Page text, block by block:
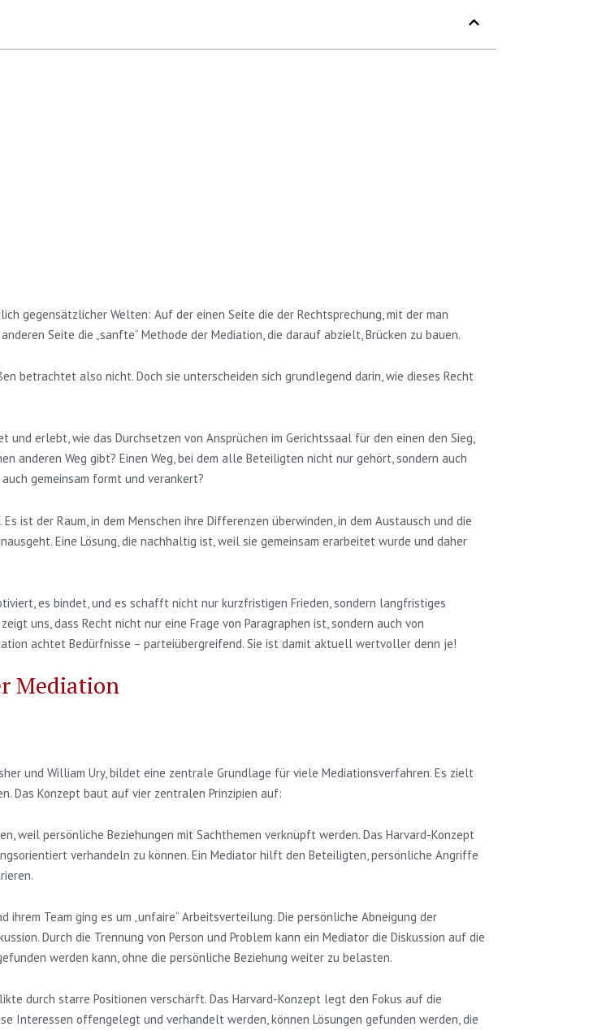
gegensätzlicher Welten: Auf der einen Seite die der Rechtsprechung, mit der man
Seite die „sanfte“ Methode der Mediation, die darauf abzielt, Brücken zu bauen.
betrachtet also nicht. Doch sie unterscheiden sich grundlegend darin, wie dieses Recht
erlebt, wie das Durchsetzen von Ansprüchen im Gerichtssaal für den einen den Sieg,
anderen Weg gibt? Einen Weg, bei dem alle Beteiligten nicht nur gehört, sondern auch
gemeinsam formt und verankert?
ist der Raum, in dem Menschen ihre Differenzen überwinden, in dem Austausch und die
Eine Lösung, die nachhaltig ist, weil sie gemeinsam erarbeitet wurde und daher
es bindet, und es schafft nicht nur kurzfristigen Frieden, sondern langfristiges
uns, dass Recht nicht nur eine Frage von Paragraphen ist, sondern auch von
achtet Bedürfnisse – parteiübergreifend. Sie ist damit aktuell wertvoller denn je!
Mediation
und William Ury, bildet eine zentrale Grundlage für viele Mediationsverfahren. Es zielt
Das Konzept baut auf vier zentralen Prinzipien auf:
weil persönliche Beziehungen mit Sachthemen verknüpft werden. Das Harvard-Konzept
verhandeln zu können. Ein Mediator hilft den Beteiligten, persönliche Angriffe
Team ging es um „unfaire“ Arbeitsverteilung. Die persönliche Abneigung der
Durch die Trennung von Person und Problem kann ein Mediator die Diskussion auf die
werden kann, ohne die persönliche Beziehung weiter zu belasten.
durch starre Positionen verschärft. Das Harvard-Konzept legt den Fokus auf die
Interessen offengelegt und verhandelt werden, können Lösungen gefunden werden, die